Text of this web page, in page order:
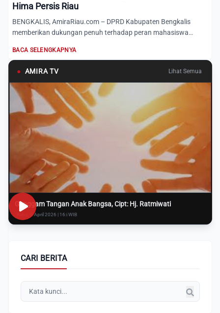
Hima Persis Riau
BENGKALIS, AmiraRiau.com – DPRD Kabupaten Bengkalis
memberikan dukungan penuh terhadap peran mahasiswa
BACA SELENGKAPNYA
● AMIRA TV Lihat Semua
Genggam Tangan Anak Bangsa, Cipt: Hj. Ratmiwati
Rabu, 8 April 2026 | 16:i WIB
CARI BERITA